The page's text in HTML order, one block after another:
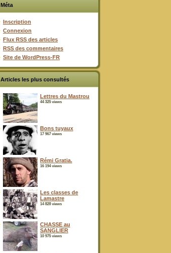
Méta
Inscription
Connexion
Flux RSS des articles
RSS des commentaires
Site de WordPress-FR
Articles les plus consultés
Lettres du Mastrou
44 325 views
Bons tuyaux
17 967 views
Rémi Gratia.
16 194 views
Les classes de
Lamastre
14 828 views
CHASSE au
SANGLIER
10 975 views